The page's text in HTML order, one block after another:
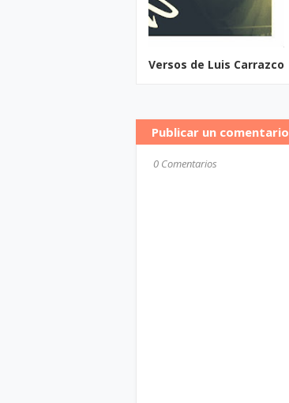
Versos de Luis Carrazco
Publicar un comentario
0 Comentarios